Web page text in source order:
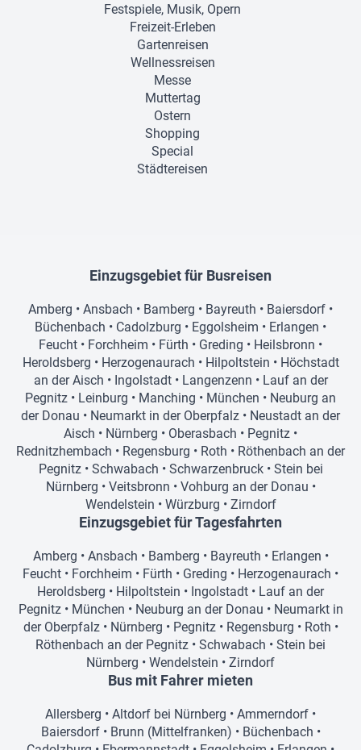
Festspiele, Musik, Opern
Freizeit-Erleben
Gartenreisen
Wellnessreisen
Messe
Muttertag
Ostern
Shopping
Special
Städtereisen
Einzugsgebiet für Busreisen
Amberg • Ansbach • Bamberg • Bayreuth • Baiersdorf •
Büchenbach • Cadolzburg • Eggolsheim • Erlangen •
Feucht • Forchheim • Fürth • Greding • Heilsbronn •
Heroldsberg • Herzogenaurach • Hilpoltstein • Höchstadt
an der Aisch • Ingolstadt• Langenzenn • Lauf an der
Pegnitz • Leinburg • Manching • München • Neuburg an
der Donau • Neumarkt in der Oberpfalz • Neustadt an der
Aisch • Nürnberg • Oberasbach • Pegnitz •
Rednitzhembach • Regensburg • Roth • Röthenbach an der
Pegnitz• Schwabach • Schwarzenbruck• Stein bei
Nürnberg • Veitsbronn • Vohburg an der Donau •
Wendelstein • Würzburg • Zirndorf
Einzugsgebiet für Tagesfahrten
Amberg • Ansbach • Bamberg • Bayreuth • Erlangen •
Feucht • Forchheim • Fürth • Greding • Herzogenaurach •
Heroldsberg • Hilpoltstein • Ingolstadt • Lauf an der
Pegnitz• München • Neuburg an der Donau • Neumarkt in
der Oberpfalz• Nürnberg • Pegnitz• Regensburg • Roth •
Röthenbach an der Pegnitz • Schwabach • Stein bei
Nürnberg • Wendelstein • Zirndorf
Bus mit Fahrer mieten
Allersberg • Altdorf bei Nürnberg • Ammerndorf •
Baiersdorf• Brunn (Mittelfranken) • Büchenbach •